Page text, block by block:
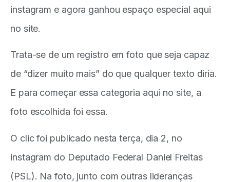
instagram e agora ganhou espaço especial aqui
no site.
Trata-se de um registro em foto que seja capaz
de “dizer muito mais” do que qualquer texto diria.
E para começar essa categoria aqui no site, a
foto escolhida foi essa.
O clic foi publicado nesta terça, dia 2, no
instagram do Deputado Federal Daniel Freitas
(PSL). Na foto, junto com outras lideranças